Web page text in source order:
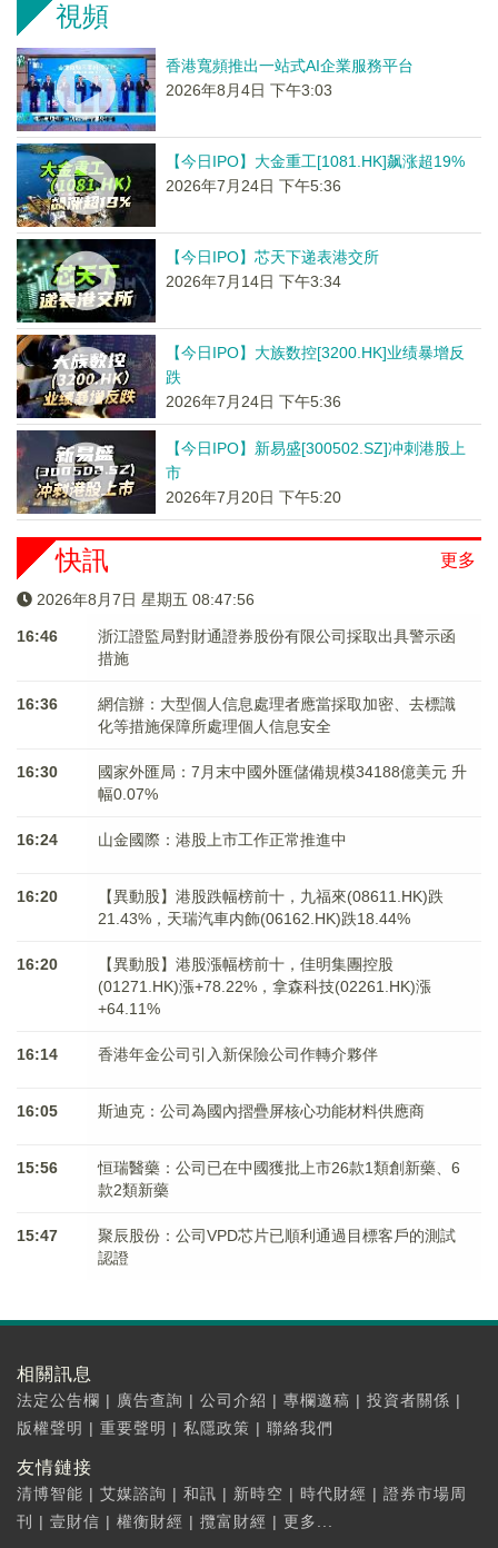
視頻
香港寬頻推出一站式AI企業服務平台
2026年8月4日 下午3:03
【今日IPO】大金重工[1081.HK]飙涨超19%
2026年7月24日 下午5:36
【今日IPO】芯天下递表港交所
2026年7月14日 下午3:34
【今日IPO】大族数控[3200.HK]业绩暴增反
跌
2026年7月24日 下午5:36
【今日IPO】新易盛[300502.SZ]冲刺港股上
市
2026年7月20日 下午5:20
更多
快訊
2026年8月7日 星期五 08:47:57
16:46
浙江證監局對財通證券股份有限公司採取出具警示函
措施
16:36
網信辦：大型個人信息處理者應當採取加密、去標識
化等措施保障所處理個人信息安全
16:30
國家外匯局：7月末中國外匯儲備規模34188億美元 升
幅0.07%
16:24 山金國際：港股上市工作正常推進中
16:20
【異動股】港股跌幅榜前十，九福來(08611.HK)跌
21.43%，天瑞汽車内飾(06162.HK)跌18.44%
16:20
【異動股】港股漲幅榜前十，佳明集團控股
(01271.HK)漲+78.22%，拿森科技(02261.HK)漲
+64.11%
16:14 香港年金公司引入新保險公司作轉介夥伴
16:05 斯迪克：公司為國內摺疊屏核心功能材料供應商
15:56
恒瑞醫藥：公司已在中國獲批上市26款1類創新藥、6
款2類新藥
15:47
聚辰股份：公司VPD芯片已順利通過目標客戶的測試
認證
相關訊息
法定公告欄 | 廣告查詢 | 公司介紹 | 專欄邀稿 | 投資者關係 |
版權聲明 | 重要聲明 | 私隱政策 | 聯絡我們
友情鏈接
清博智能 | 艾媒諮詢 | 和訊 | 新時空 | 時代財經 | 證券市場周
刊
| 壹財信 | 權衡財經 | 攬富財經 | 更多...